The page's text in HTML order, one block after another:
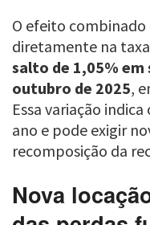
O efeito combinado
diretamente na
salto de 1,05%
outubro de 2025,
Essa variação
ano e pode exigir
recomposição da
Nova